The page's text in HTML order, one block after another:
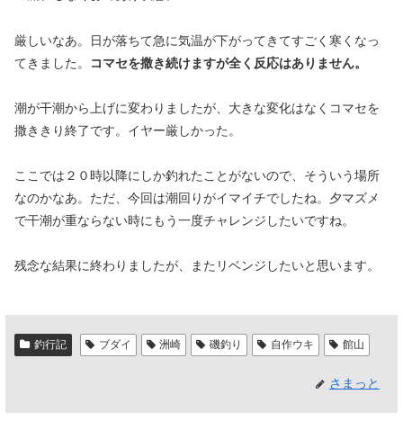
厳しいなあ。日が落ちて急に気温が下がってきてすごく寒くなっ
てきました。
コマセを撒き続けますが全く反応はありません。
潮が干潮から上げに変わりましたが、大きな変化はなくコマセを
撒ききり終了です。イヤー厳しかった。
ここでは２０時以降にしか釣れたことがないので、そういう場所
なのかなあ。ただ、今回は潮回りがイマイチでしたね。夕マズメ
で干潮が重ならない時にもう一度チャレンジしたいですね。
残念な結果に終わりましたが、またリベンジしたいと思います。
釣行記 ブダイ 洲崎 磯釣り 自作ウキ 館山
さまっと